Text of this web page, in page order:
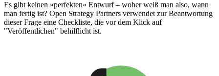
Es gibt keinen »perfekten« Entwurf – woher weiß man also, wann
man fertig ist? Open Strategy Partners verwendet zur Beantwortung
dieser Frage eine Checkliste, die vor dem Klick auf
"Veröffentlichen" behilflicht ist.